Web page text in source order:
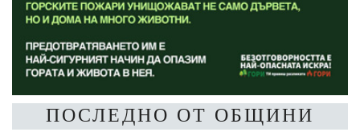
ПОСЛЕДНО ОТ ОБЩИНИ